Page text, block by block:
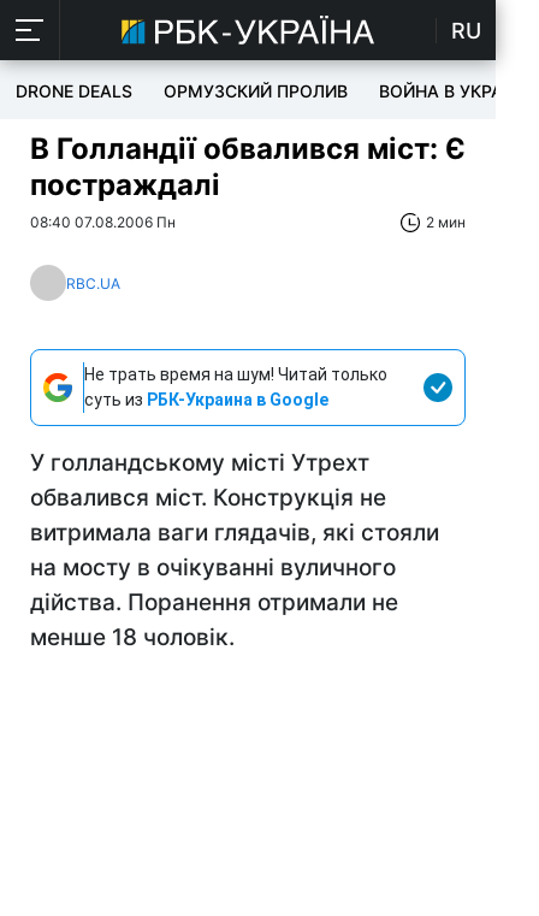
RU
DRONE DEALS ОРМУЗСКИЙ ПРОЛИВ ВОЙНА В УКРАИНЕ
В Голландії обвалився міст: Є
постраждалі
08:40 07.08.2006 Пн 2 мин
RBC.UA
Не трать время на шум! Читай только
суть из РБК-Украина в Google
У голландському місті Утрехт
обвалився міст. Конструкція не
витримала ваги глядачів, які стояли
на мосту в очікуванні вуличного
дійства. Поранення отримали не
менше 18 чоловік.